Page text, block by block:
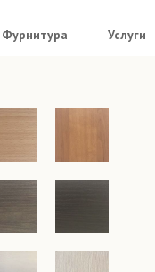
Фурнитура Услуги